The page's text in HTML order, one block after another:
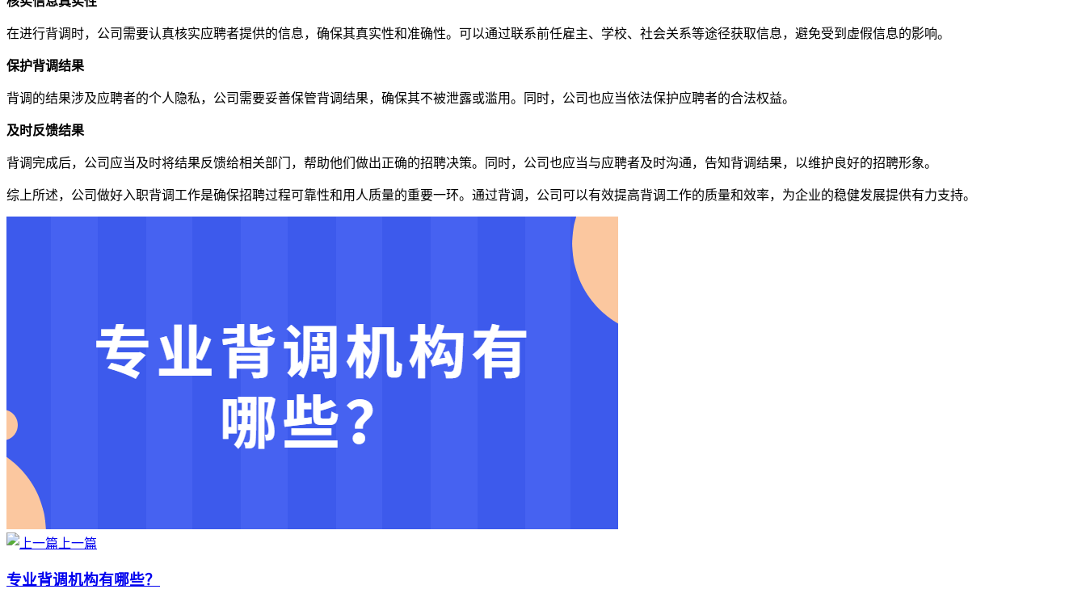
在进行背调时，公司需要认真核实应聘者提供的信息，确保其真实性和准确性。可以通过联系前任雇主、学校、社会关系等途径获取信息，避免受到虚假信息的影响。
保护背调结果
背调的结果涉及应聘者的个人隐私，公司需要妥善保管背调结果，确保其不被泄露或滥用。同时，公司也应当依法保护应聘者的合法权益。
及时反馈结果
背调完成后，公司应当及时将结果反馈给相关部门，帮助他们做出正确的招聘决策。同时，公司也应当与应聘者及时沟通，告知背调结果，以维护良好的招聘形象。
综上所述，公司做好入职背调工作是确保招聘过程可靠性和用人质量的重要一环。通过背调，公司可以有效提高背调工作的质量和效率，为企业的稳健发展提供有力支持。
上一篇
专业背调机构有哪些？